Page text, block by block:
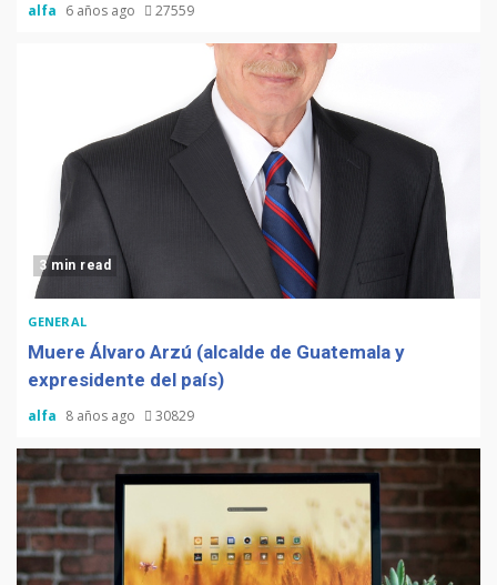
alfa 6 años ago 27559
3 min read
GENERAL
Muere Álvaro Arzú (alcalde de Guatemala y
expresidente del país)
alfa 8 años ago 30829